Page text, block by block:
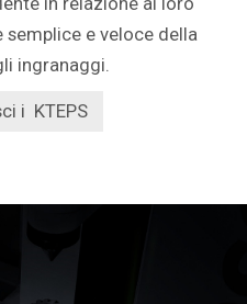
semplice e veloce della
ingranaggi.
i KTEPS